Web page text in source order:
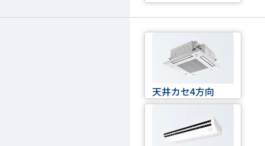
天井カセ4方向